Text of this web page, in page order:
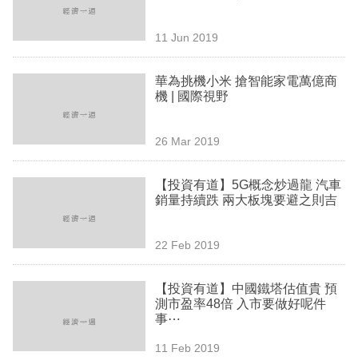
區
11 Jun 2019
華為挑機小米 搶智能家電萬億商
機 | 國際視野
26 Mar 2019
【投資有道】5G概念炒過龍 汽車
銷量持續跌 兩大板塊要避之則吉
22 Feb 2019
【投資有道】中國鐵塔估值貴 預
測市盈率48倍 入市要做好呢件
事⋯
11 Feb 2019